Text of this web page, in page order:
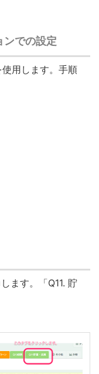
ンでの設定
用します。手順
ます。
「Q11. 貯